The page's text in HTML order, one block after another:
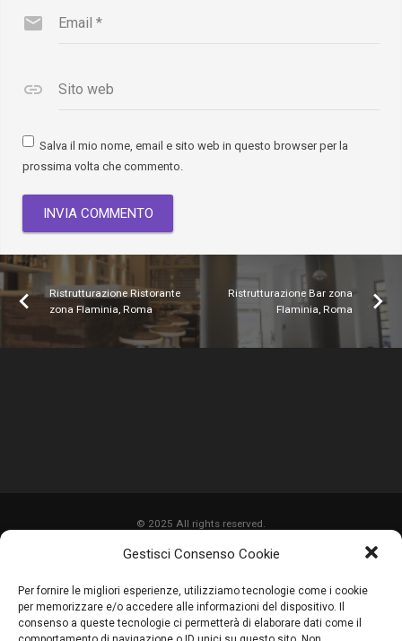
Gestisci Consenso Cookie
Per fornire le migliori esperienze, utilizziamo tecnologie come i cookie
per memorizzare e/o accedere alle informazioni del dispositivo. Il
consenso a queste tecnologie ci permetterà di elaborare dati come il
Email *
Sito web
Salva il mio nome, email e sito web in questo browser per la
prossima volta che commento.
Ristrutturazione Ristorante
zona Flaminia, Roma
Ristrutturazione Bar zona
Flaminia, Roma
© 2025 All rights reserved.
CHI SIAMO
SERVIZI